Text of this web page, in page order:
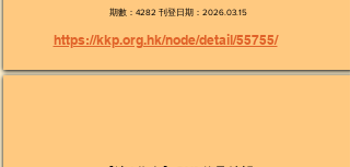
期數：4282 刊登日期：2026.03.15
https://kkp.org.hk/node/detail/55755/